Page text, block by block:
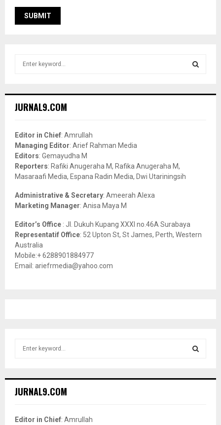
h
o
r
:
JURNAL9.COM
Editor in Chief: Amrullah
Managing Editor: Arief Rahman Media
Editors: Gemayudha M
Reporters: Rafiki Anugeraha M, Rafika Anugeraha M,
Masaraafi Media, Espana Radin Media, Dwi Utariningsih
Administrative & Secretary: Ameerah Alexa
Marketing Manager: Anisa Maya M
Editor’s Office : Jl. Dukuh Kupang XXXI no.46A Surabaya
Representatif Office: 52 Upton St, St James, Perth, Western
Australia
Mobile:+ 6288901884977
Email: ariefrmedia@yahoo.com
h
o
JURNAL9.COM
Editor in Chief: Amrullah